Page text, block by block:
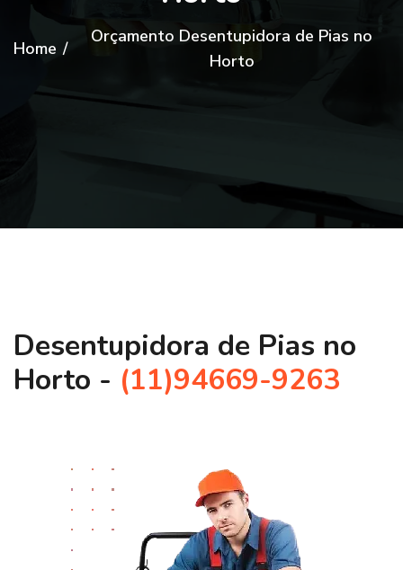
Home /
Orçamento Desentupidora de Pias no
Horto
Desentupidora de Pias no
Horto - (11)94669-9263